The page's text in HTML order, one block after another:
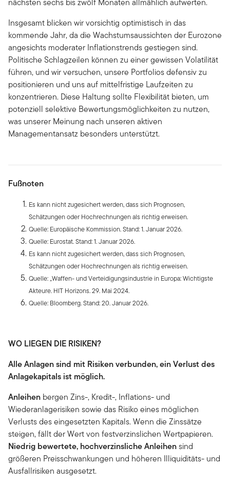
nächsten sechs bis zwölf Monaten allmählich aufwerten.
Insgesamt blicken wir vorsichtig optimistisch in das
kommende Jahr, da die Wachstumsaussichten der Eurozone
angesichts moderater Inflationstrends gestiegen sind.
Politische Schlagzeilen können zu einer gewissen Volatilität
führen, und wir versuchen, unsere Portfolios defensiv zu
positionieren und uns auf mittelfristige Laufzeiten zu
konzentrieren. Diese Haltung sollte Flexibilität bieten, um
potenziell selektive Bewertungsmöglichkeiten zu nutzen,
was unserer Meinung nach unseren aktiven
Managementansatz besonders unterstützt.
Fußnoten
Es kann nicht zugesichert werden, dass sich Prognosen,
Schätzungen oder Hochrechnungen als richtig erweisen.
Quelle: Europäische Kommission. Stand: 1. Januar 2026.
Quelle: Eurostat. Stand: 1. Januar 2026.
Es kann nicht zugesichert werden, dass sich Prognosen,
Schätzungen oder Hochrechnungen als richtig erweisen.
Quelle: „Waffen- und Verteidigungsindustrie in Europa: Wichtigste
Akteure. HIT Horizons. 29. Mai 2024.
Quelle: Bloomberg. Stand: 20. Januar 2026.
WO LIEGEN DIE RISIKEN?
Alle Anlagen sind mit Risiken verbunden, ein Verlust des
Anlagekapitals ist möglich.
Anleihen bergen Zins-, Kredit-, Inflations- und
Wiederanlagerisiken sowie das Risiko eines möglichen
Verlusts des eingesetzten Kapitals. Wenn die Zinssätze
steigen, fällt der Wert von festverzinslichen Wertpapieren.
Niedrig bewertete, hochverzinsliche Anleihensind
größeren Preisschwankungen und höheren Illiquiditäts- und
Ausfallrisiken ausgesetzt.